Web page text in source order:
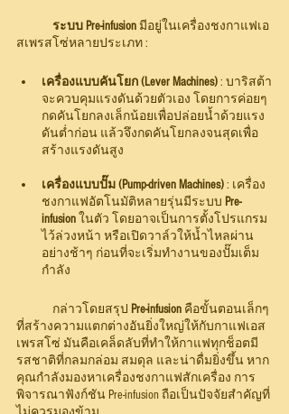
ระบบ Pre-infusion มีอยู่ในเครื่องชงกาแฟเอ
สเพรสโซ่หลายประเภท :
เครื่องแบบคันโยก (Lever Machines) : บาริสต้า
จะควบคุมแรงดันด้วยตัวเอง โดยการค่อยๆ
กดคันโยกลงเล็กน้อยเพื่อปล่อยน้ำด้วยแรง
ดันต่ำก่อน แล้วจึงกดคันโยกลงจนสุดเพื่อ
สร้างแรงดันสูง
เครื่องแบบปั๊ม (Pump-driven Machines) : เครื่อง
ชงกาแฟอัตโนมัติหลายรุ่นมีระบบ Pre-
infusion ในตัว โดยอาจเป็นการตั้งโปรแกรม
ไว้ล่วงหน้า หรือเปิดวาล์วให้น้ำไหลผ่าน
อย่างช้าๆ ก่อนที่จะเริ่มทำงานของปั๊มเต็ม
กำลัง
	กล่าวโดยสรุป
Pre-infusion คือขั้นตอนเล็กๆ
ที่สร้างความแตกต่างอันยิ่งใหญ่ให้กับกาแฟเอส
เพรสโซ่ มันคือเคล็ดลับที่ทำให้กาแฟทุกช็อตมี
รสชาติที่กลมกล่อม สมดุล และน่าดื่มยิ่งขึ้น หาก
คุณกำลังมองหาเครื่องชงกาแฟสักเครื่อง การ
พิจารณาฟังก์ชัน Pre-infusion ถือเป็นปัจจัยสำคัญที่